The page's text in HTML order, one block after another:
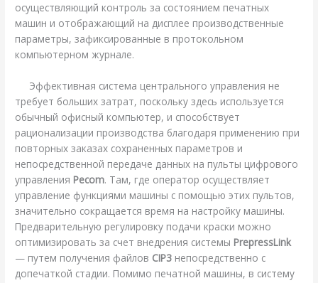
осуществляющий контроль за состоянием печатных
машин и отображающий на дисплее производственные
параметры, зафиксированные в протокольном
компьютерном журнале.
Эффективная система центрального управления не
требует больших затрат, поскольку здесь используется
обычный офисный компьютер, и способствует
рационализации производства благодаря применению при
повторных заказах сохраненных параметров и
непосредственной передаче данных на пульты цифрового
управления Pecom. Там, где оператор осуществляет
управление функциями машины с помощью этих пультов,
значительно сокращается время на настройку машины.
Предварительную регулировку подачи краски можно
оптимизировать за счет внедрения системы PrepressLink
— путем получения файлов CIP3 непосредственно с
допечаткой стадии. Помимо печатной машины, в систему